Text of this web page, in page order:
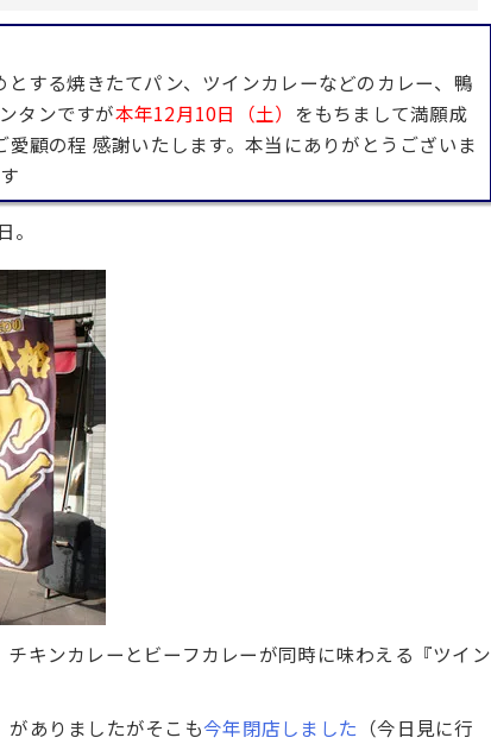
する焼きたてパン、ツインカレーなどのカレー、鴨
タンですが本年12月10日（土）
をもちまして満願成
顧の程 感謝いたします。本当にありがとうございま
キンカレーとビーフカレーが同時に味わえる『ツイン
がありましたがそこも今年閉店しました （今日見に行